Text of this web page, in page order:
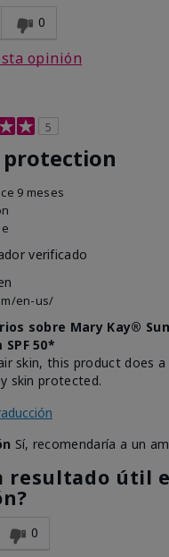
0
opinión
5
protection
9 meses
verificado
en-us/
sobre Mary Kay®
50*
skin, this product does
skin protected.
Sí, recomendaría a un
resultado útil
0